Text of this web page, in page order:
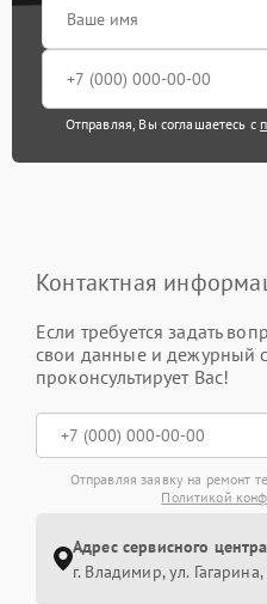
Отправляя, Вы соглашаетесь с
Контактная
Если требуется задать
свои данные и дежурный
проконсультирует Вас!
Отправляя заявку на ремонт
Политикой
Адрес сервисного
г. Владимир, ул.